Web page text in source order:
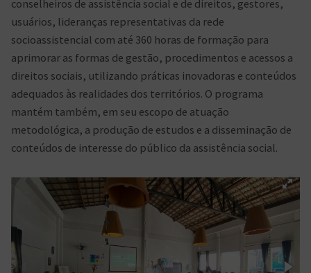
conselheiros de assistência social e de direitos, gestores,
usuários, lideranças representativas da rede
socioassistencial com até 360 horas de formação para
aprimorar as formas de gestão, procedimentos e acessos a
direitos sociais, utilizando práticas inovadoras e conteúdos
adequados às realidades dos territórios. O programa
mantém também, em seu escopo de atuação
metodológica, a produção de estudos e a disseminação de
conteúdos de interesse do público da assistência social.